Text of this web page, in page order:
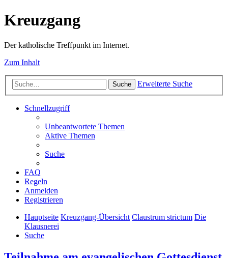
Kreuzgang
Der katholische Treffpunkt im Internet.
Zum Inhalt
Suche Erweiterte Suche
Schnellzugriff
Unbeantwortete Themen
Aktive Themen
Suche
FAQ
Regeln
Anmelden
Registrieren
Hauptseite Kreuzgang-Übersicht Claustrum strictum Die
Klausnerei
Suche